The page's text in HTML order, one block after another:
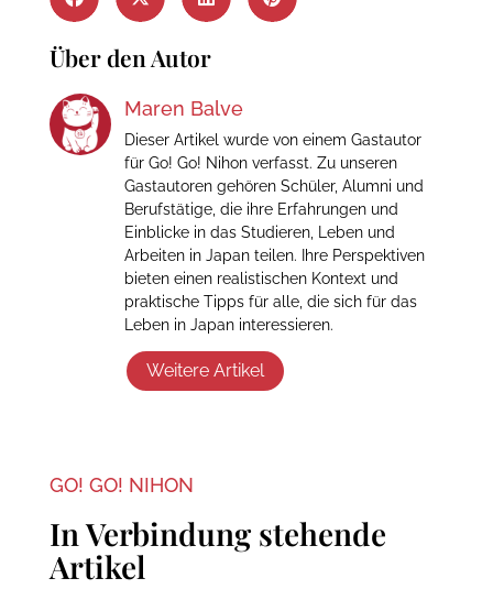
Über den Autor
Maren Balve
Dieser Artikel wurde von einem Gastautor
für Go! Go! Nihon verfasst. Zu unseren
Gastautoren gehören Schüler, Alumni und
Berufstätige, die ihre Erfahrungen und
Einblicke in das Studieren, Leben und
Arbeiten in Japan teilen. Ihre Perspektiven
bieten einen realistischen Kontext und
praktische Tipps für alle, die sich für das
Leben in Japan interessieren.
Weitere Artikel
GO! GO! NIHON
In Verbindung stehende
Artikel